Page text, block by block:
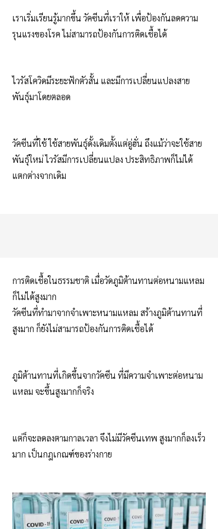
เราเริ่มเรียนรู้มากขึ้น วัคซีนที่เราให้ เพื่อป้องกันลดความ
รุนแรงของโรค ไม่สามารถป้องกันการติดเชื้อได้
ไวรัสโควิดมีระยะฟักตัวสั้น และมีการเปลี่ยนแปลงสาย
พันธุ์มาโดยตลอด
วัคซีนที่ใช้ ใช้สายพันธุ์ดั้งเดิมตั้งแต่อู่ฮั่น ถึงแม้ว่าจะใช้สาย
พันธุ์ใหม่ ไวรัสมีการเปลี่ยนแปลง ประสิทธิภาพก็ไม่ได้
แตกต่างจากเดิม
การติดเชื้อในธรรมชาติ เมื่อวัดภูมิต้านทานต่อหนามแหลม
ก็ไม่ได้สูงมาก
วัคซีนที่ทำมาจากจำเพาะหนามแหลม สร้างภูมิต้านทานที่
สูงมาก ก็ยังไม่สามารถป้องกันการติดเชื้อได้
ภูมิต้านทานที่เกิดขึ้นจากวัคซีน ที่มีความจำเพาะต่อหนาม
แหลม จะขึ้นสูงมากก็จริง
แต่ก็จะลดลงตามกาลเวลา จึงไม่มีวัคซีนเทพ สูงมากก็ลงเร็ว
มาก เป็นกฎเกณฑ์ของร่างกาย